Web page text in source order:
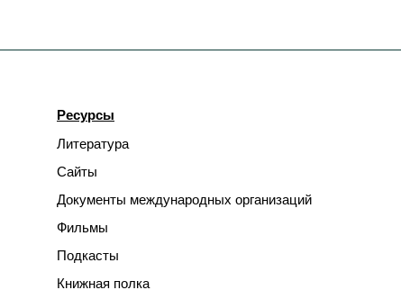
Ресурсы
Литература
Сайты
Документы международных организаций
Фильмы
Подкасты
Книжная полка